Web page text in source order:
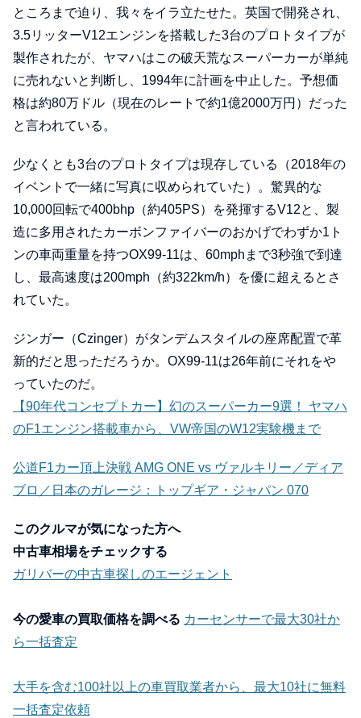
ところまで迫り、我々をイラ立たせた。英国で開発され、
3.5リッターV12エンジンを搭載した3台のプロトタイプが
製作されたが、ヤマハはこの破天荒なスーパーカーが単純
に売れないと判断し、1994年に計画を中止した。予想価
格は約80万ドル（現在のレートで約1億2000万円）だった
と言われている。
少なくとも3台のプロトタイプは現存している（2018年の
イベントで一緒に写真に収められていた）。驚異的な
10,000回転で400bhp（約405PS）を発揮するV12と、製
造に多用されたカーボンファイバーのおかげでわずか1ト
ンの車両重量を持つOX99-11は、60mphまで3秒強で到達
し、最高速度は200mph（約322km/h）を優に超えるとさ
れていた。
ジンガー（Czinger）がタンデムスタイルの座席配置で革
新的だと思っただろうか。OX99-11は26年前にそれをや
っていたのだ。
【90年代コンセプトカー】幻のスーパーカー9選！ ヤマハ
のF1エンジン搭載車から、VW帝国のW12実験機まで
公道F1カー頂上決戦 AMG ONE vs ヴァルキリー／ディア
ブロ／日本のガレージ：トップギア・ジャパン 070
このクルマが気になった方へ
中古車相場をチェックする
ガリバーの中古車探しのエージェント
今の愛車の買取価格を調べる カーセンサーで最大30社か
ら一括査定
大手を含む100社以上の車買取業者から、最大10社に無料
一括査定依頼